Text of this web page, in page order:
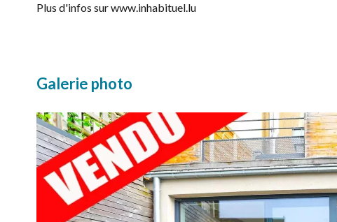
Plus d'infos sur www.inhabituel.lu
Galerie photo